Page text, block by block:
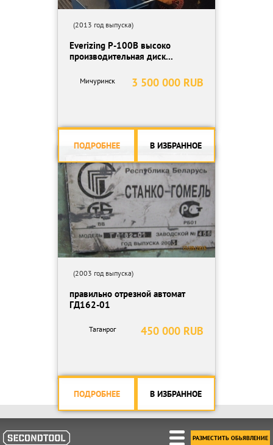
(2013 год выпуска)
Everizing P-100B высоко
производительная диск...
3 500 000 RUB
Мичуринск
ПОДРОБНЕЕ В ИЗБРАННОЕ
(2003 год выпуска)
правильно отрезной автомат
ГД162-01
450 000 RUB
Таганрог
ПОДРОБНЕЕ В ИЗБРАННОЕ
РАЗМЕСТИТЬ ОБЬЯВЛЕНИЕ